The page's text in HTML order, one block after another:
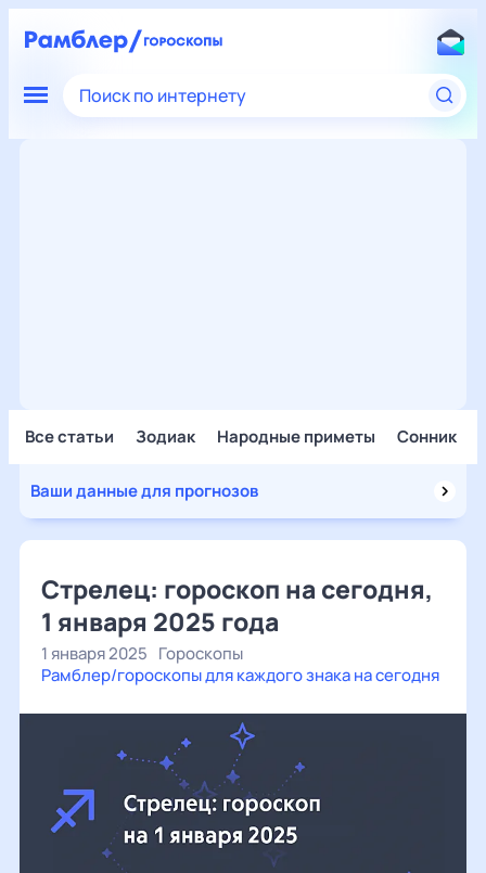
Поиск по интернету
Все статьи Зодиак Народные приметы Сонник
Ваши данные для прогнозов
Стрелец: гороскоп на сегодня,
1 января 2025 года
1 января 2025 Гороскопы
Рамблер/гороскопы для каждого знака на сегодня